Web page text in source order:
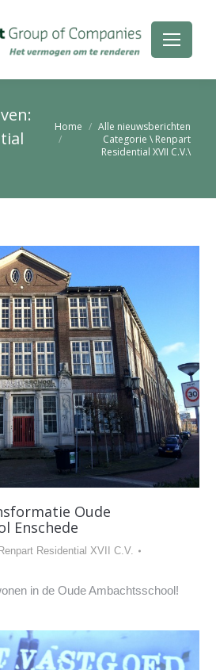
Je bent hier:
Home
Alle nieuwsberichten
Categorie \ Renpart
Residential XVII C.V.\
Oude
Enschede
Renpart Residential XVII C.V.
in de Oude Ambachtsschool!